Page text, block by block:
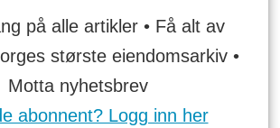
på alle artikler • Få alt av
største eiendomsarkiv •
Motta nyhetsbrev
abonnent? Logg inn her